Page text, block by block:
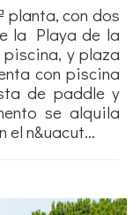
planta, con dos
la Playa de la
y plaza
con piscina
de paddle y
se alquila
el n&uacut...